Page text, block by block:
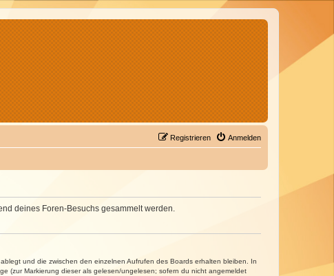
Anmelden
Registrieren
deines Foren-Besuchs gesammelt werden.
und die zwischen den einzelnen Aufrufen des Boards erhalten bleiben. In
(zur Markierung dieser als gelesen/ungelesen; sofern du nicht angemeldet